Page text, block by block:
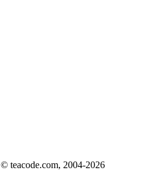
© teacode.com, 2004-2026